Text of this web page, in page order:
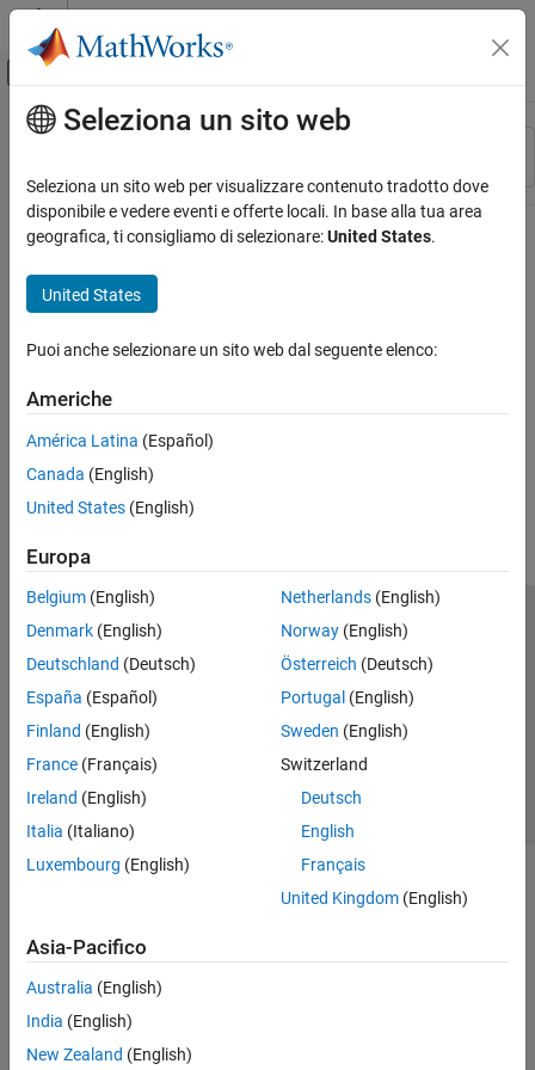
Vai al contenuto
Attiva/disattiva menu di navigazione
Risorsa
Stato
Contenuto principale
Seleziona un sito web
Seleziona un sito web per visualizzare contenuto tradotto dove
disponibile e vedere eventi e offerte locali. In base alla tua area
geografica, ti consigliamo di selezionare:United States.
United States
Puoi anche selezionare un sito web dal seguente elenco:
Americhe
América Latina (Español)
Canada (English)
United States (English)
Europa
Belgium (English)
Denmark (English)
Deutschland (Deutsch)
España (Español)
Finland (English)
France (Français)
Ireland (English)
Italia (Italiano)
Luxembourg (English)
Netherlands(English)
Norway(English)
Österreich (Deutsch)
Portugal (English)
Sweden (English)
Switzerland
Deutsch
English
Français
United Kingdom(English)
Asia-Pacifico
Australia (English)
India (English)
New Zealand (English)
Centro di fiducia
Informativa sulla privacy
Antipirateria
Stato dell'applicazione
Contatti
© 1994-2026 The MathWorks, Inc.